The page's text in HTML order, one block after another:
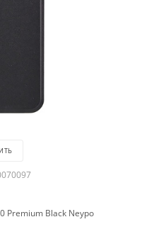
Premium Black Neypo